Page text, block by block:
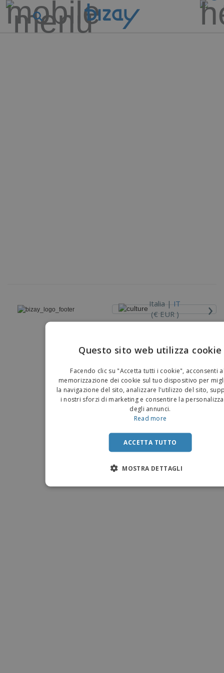
Italia |IT
(€ EUR )
›
Copyright © 2026 - BIZAY . Tutti i diritti riservati.
Questo sito web utilizza cookie
Facendo clic su "Accetta tutti i cookie", acconsenti
memorizzazione dei cookie sul tuo dispositivo per
la navigazione del sito, analizzare l'utilizzo del sito,
i nostri sforzi di marketing e consentire la
degli annunci.
Read more
ACCETTA TUTTO
MOSTRA DETTAGLI